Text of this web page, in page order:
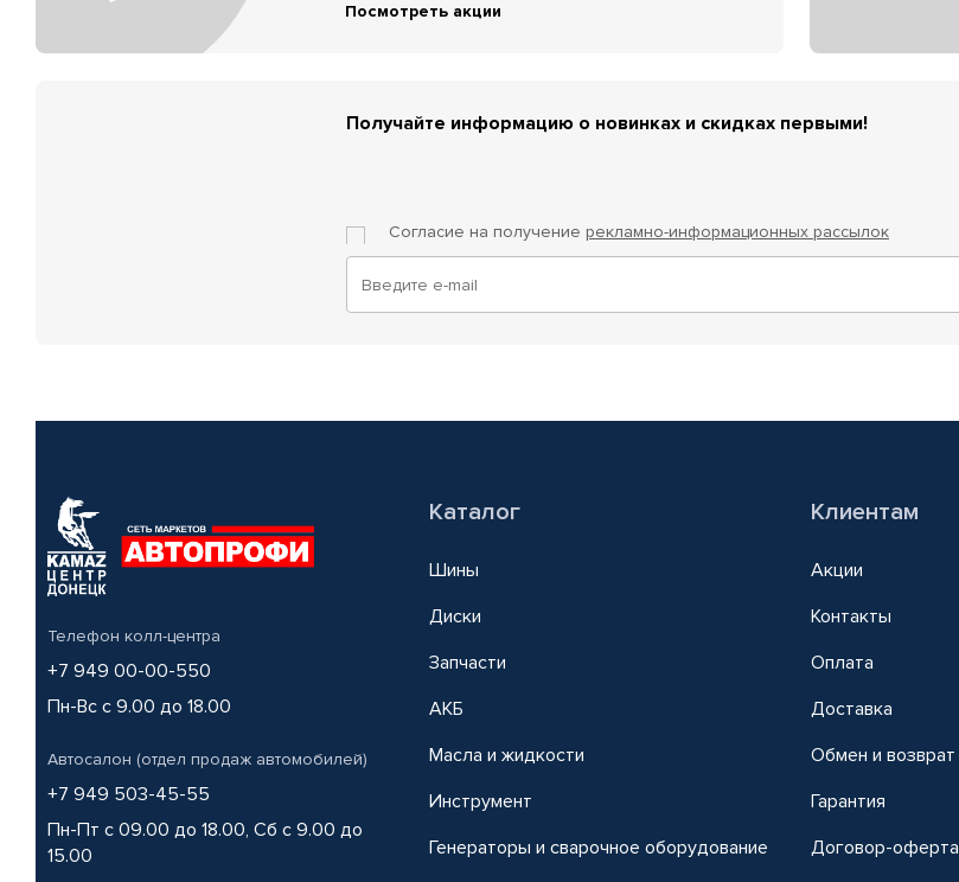
Посмотреть акции
Получайте информацию о новинках и скидках первыми!
Согласие на получение рекламно-информационных рассылок
Телефон колл-центра
+7 949 00-00-550
Пн-Вс с 9.00 до 18.00
Автосалон (отдел продаж автомобилей)
+7 949 503-45-55
Пн-Пт с 09.00 до 18.00, Сб с 9.00 до
15.00
Каталог
Шины
Диски
Запчасти
АКБ
Масла и жидкости
Инструмент
Генераторы и сварочное оборудование
Клиентам
Акции
Контакты
Оплата
Доставка
Обмен и возврат
Гарантия
Договор-оферта